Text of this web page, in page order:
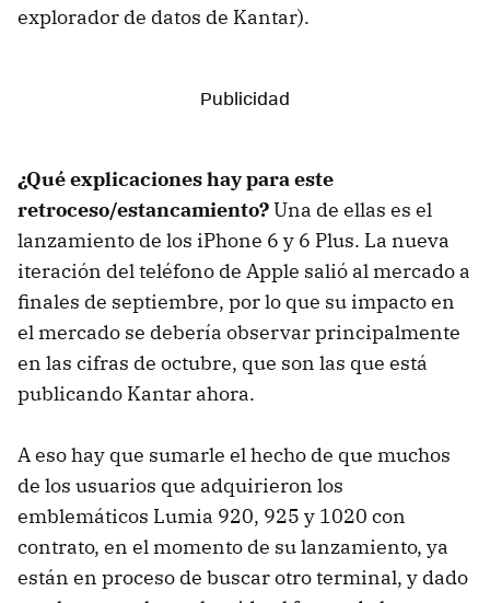
explorador de datos de Kantar).
¿Qué explicaciones hay para este
retroceso/estancamiento?Una de ellas es el
lanzamiento de los iPhone 6 y 6 Plus. La nueva
iteración del teléfono de Apple salió al mercado a
finales de septiembre, por lo que su impacto en
el mercado se debería observar principalmente
en las cifras de octubre, que son las que está
publicando Kantar ahora.
A eso hay que sumarle el hecho de que muchos
de los usuarios que adquirieron los
emblemáticos Lumia 920, 925 y 1020 con
contrato, en el momento de su lanzamiento, ya
están en proceso de buscar otro terminal, y dado